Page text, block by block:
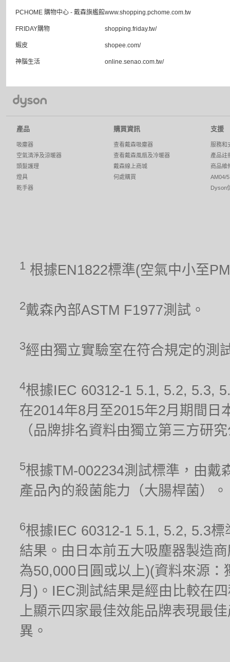
PCHOME 購物中心 - 戴森旗艦館www.shopping.pchome.com.tw
FRIDAY購物 shopping.friday.tw/
蝦皮 shopee.com/
神腦生活 online.senao.com.tw/
產品
吸塵器
空氣清淨及涼暖器
頭髮護理
燈具
乾手器
購買資訊
查看戴森吸塵器
查看戴森風扇及冷暖器
戴森線上商城
何處購買
支援
服務和
產品註
商品維
AM04/
Dyson
1 根據EN1822標準(空氣中小至
2戴森內部ASTM F1977測試。
3經由獨立實驗室在符合規定的測
4根據IEC 60312-1 5.1, 5.2, 5.3,
在2014年8月至2015年2月期間日
（品牌排名資料由獨立第三方研
5根據TM-002234測試標準，由戴
產品內的殺菌能力（大腸桿菌）。
6根據IEC 60312-1 5.1, 5.2, 5.3
結果。由日本前五大吸塵器製造
為50,000日圓或以上)(資料來源
月)。IEC測試結果是經由比較在
上顯示四家最佳效能品牌表現最
異。